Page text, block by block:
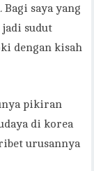
saya yang
jadi sudut
dengan kisah
pikiran
di korea
urusannya